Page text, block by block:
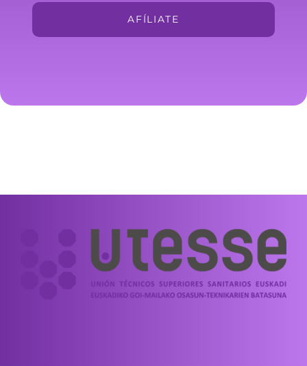
AFÍLIATE